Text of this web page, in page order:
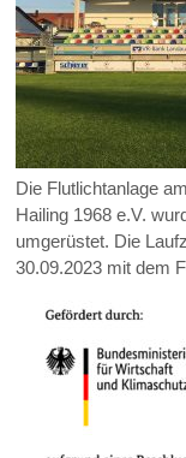
Die Flutlichtanlage
Hailing 1968 e.V.
umgerüstet. Die
30.09.2023 mit dem